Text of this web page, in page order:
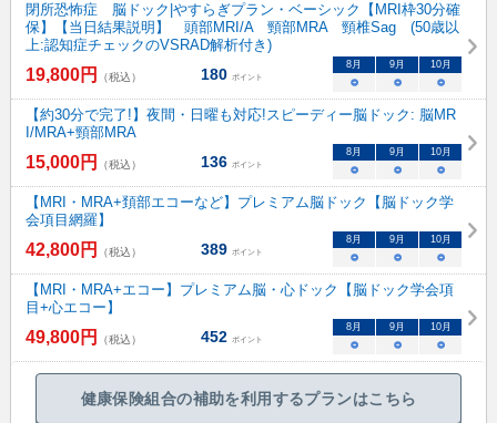
閉所恐怖症 脳ドック|やすらぎプラン・ベーシック【MRI枠30分確
保】【当日結果説明】 頭部MRI/A 頸部MRA 頸椎Sag (50歳以
上:認知症チェックのVSRAD解析付き)
19,800円 （税込） 180 ポイント
8月 9月 10月
○ ○ ○
【約30分で完了!】夜間・日曜も対応!スピーディー脳ドック: 脳MR
I/MRA+頸部MRA
15,000円 （税込） 136 ポイント
8月 9月 10月
○ ○ ○
【MRI・MRA+頚部エコーなど】プレミアム脳ドック【脳ドック学
会項目網羅】
42,800円 （税込） 389 ポイント
8月 9月 10月
○ ○ ○
【MRI・MRA+エコー】プレミアム脳・心ドック【脳ドック学会項
目+心エコー】
49,800円 （税込） 452 ポイント
8月 9月 10月
○ ○ ○
健康保険組合の補助を利用するプランはこちら